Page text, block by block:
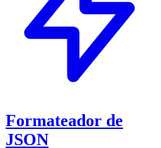
Formateador de
JSON